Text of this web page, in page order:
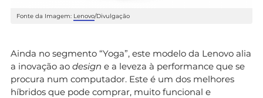
Fonte da Imagem: Lenovo/Divulgação
Ainda no segmento “Yoga”, este modelo da Lenovo alia
a inovação ao design e a leveza à performance que se
procura num computador. Este é um dos melhores
híbridos que pode comprar, muito funcional e